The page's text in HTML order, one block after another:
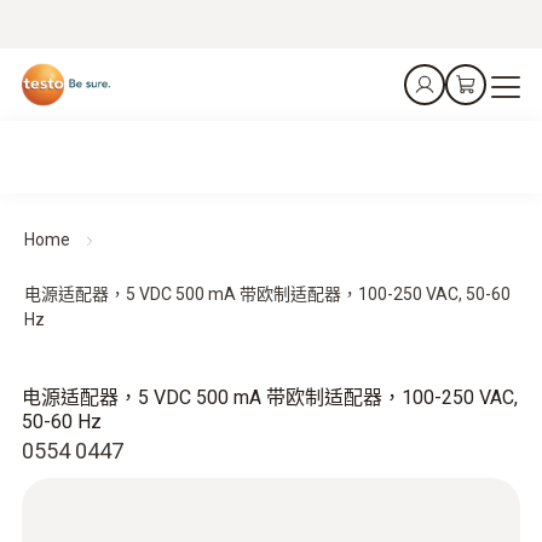
Home
电源适配器，5 VDC 500 mA 带欧制适配器，100-250 VAC, 50-60
Hz
0554 0447
电源适配器，5 VDC 500 mA 带欧制适配器，100-250 VAC,
50-60 Hz